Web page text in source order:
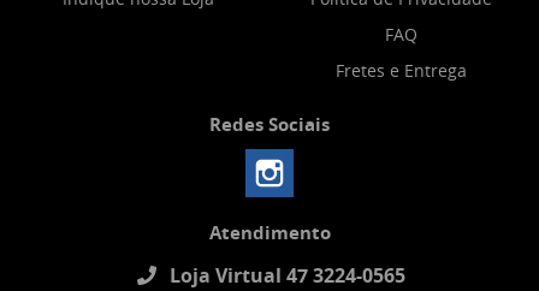
FAQ
Fretes e Entrega
Redes Sociais
Atendimento
Loja Virtual 47 3224-0565